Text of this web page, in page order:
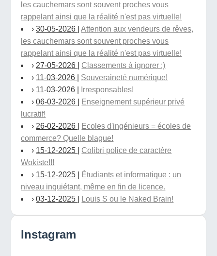
les cauchemars sont souvent proches vous
rappelant ainsi que la réalité n'est pas virtuelle!
›30-05-2026 |Attention aux vendeurs de rêves,
les cauchemars sont souvent proches vous
rappelant ainsi que la réalité n'est pas virtuelle!
› 27-05-2026
Classements à ignorer :)
› 11-03-2026
Souveraineté numérique!
› 11-03-2026
Irresponsables!
›06-03-2026
Enseignement supérieur privé
lucratif!
› 26-02-2026
Ecoles d'ingénieurs = écoles de
commerce? Quelle blague!
› 15-12-2025
Colibri police de caractère
Wokiste!!!
› 15-12-2025
Étudiants et informatique : un
niveau inquiétant, même en fin de licence.
›03-12-2025 Louis S ou le Naked Brain!
Instagram